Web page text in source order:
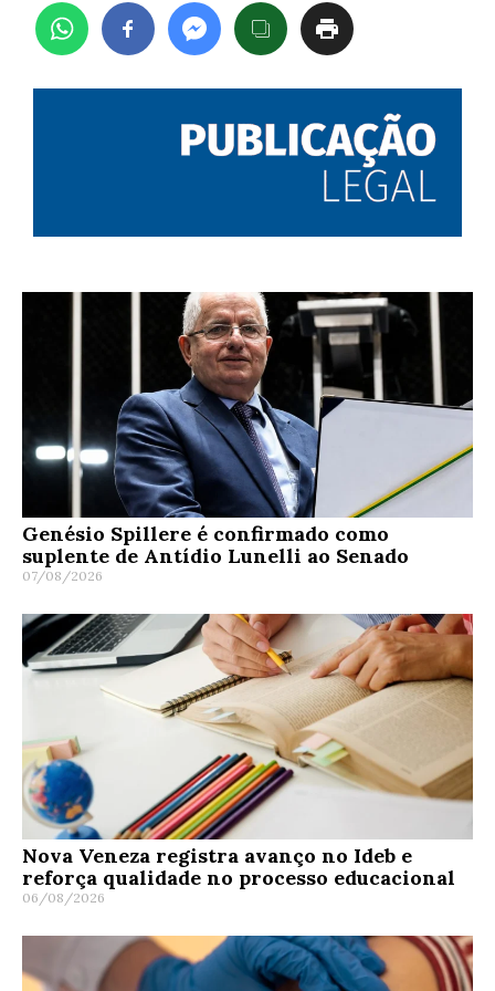
Genésio Spillere é confirmado como
suplente de Antídio Lunelli ao Senado
07/08/2026
Nova Veneza registra avanço no Ideb e
reforça qualidade no processo educacional
06/08/2026